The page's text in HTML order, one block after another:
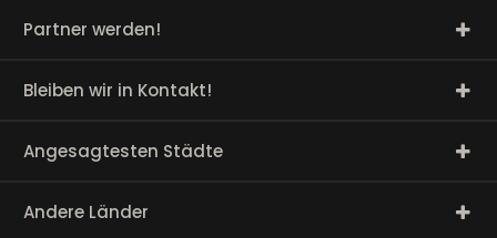
Partner werden!
Bleiben wir in Kontakt!
Angesagtesten Städte
Andere Länder